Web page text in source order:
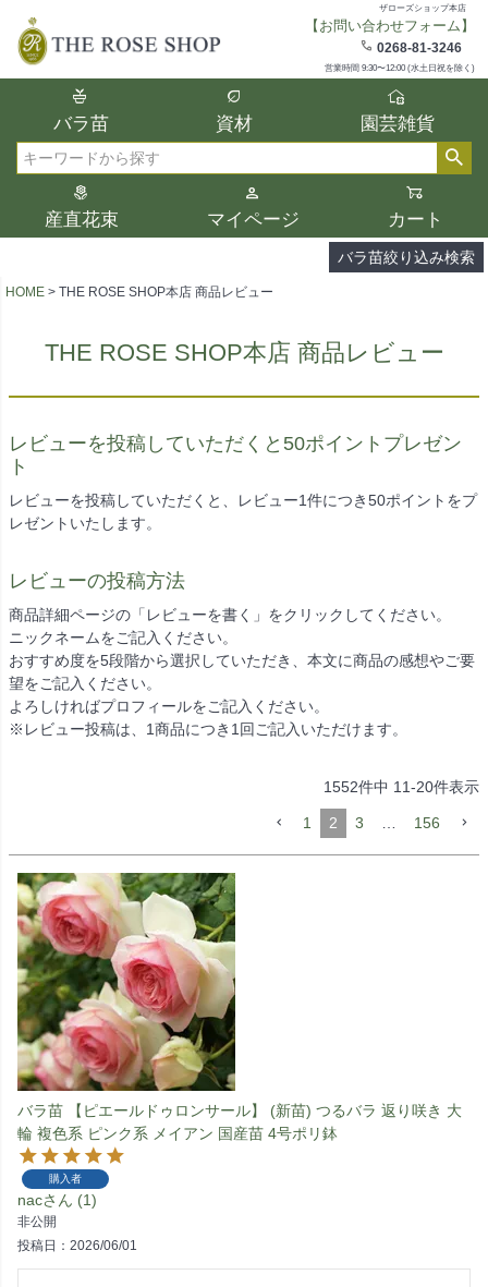
ザローズショップ本店
【お問い合わせフォーム】
0268-81-3246
営業時間 9:30〜12:00 (水土日祝を除く)
バラ苗 資材 園芸雑貨
産直花束 マイページ カート
バラ苗絞り込み検索
在庫
在庫ありのみ表示
検索
複数の条件を選択して絞り込み検索が可能
選択した項目全てに該当する品種のみ検索
結果に表示されます。
タイプ、カラー、ブランドなどは1つずつ選
択してください。
HOME THE ROSE SHOP本店 商品レビュー
THE ROSE SHOP本店 商品レビュー
レビューを投稿していただくと50ポイントプレゼン
ト
レビューを投稿していただくと、レビュー1件につき50ポイントをプ
レゼントいたします。
レビューの投稿方法
商品詳細ページの「レビューを書く」をクリックしてください。
ニックネームをご記入ください。
おすすめ度を5段階から選択していただき、本文に商品の感想やご要
望をご記入ください。
よろしければプロフィールをご記入ください。
※レビュー投稿は、1商品につき1回ご記入いただけます。
1552件中 11-20件表示
1 2 3 … 156
バラ苗 【ピエールドゥロンサール】 (新苗) つるバラ 返り咲き 大
輪 複色系 ピンク系 メイアン 国産苗 4号ポリ鉢
購入者
nac 1
非公開
投稿日
2026/06/01